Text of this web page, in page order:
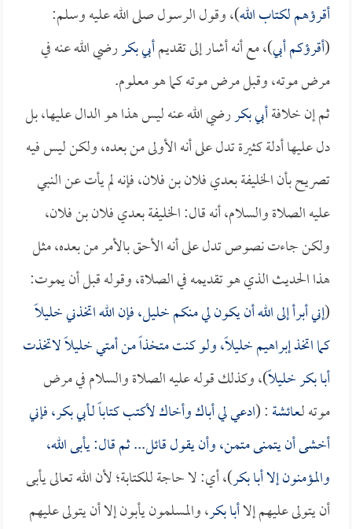
أقرؤهم لكتاب الله)، وقول الرسول صلى الله عليه وسلم:
(أقرؤكمأبي)، مع أنه أشار إلى تقديمأبي بكررضي الله عنه في
مرض موته، وقبل مرض موته كما هو معلوم.
ثم إن خلافةأبي بكررضي الله عنه ليس هذا هو الدال عليها، بل
دل عليها أدلة كثيرة تدل على أنه الأولى من بعده، ولكن ليس فيه
تصريح بأن الخليفة بعدي فلان بن فلان، فإنه لم يأت عن النبي
عليه الصلاة والسلام، أنه قال: الخليفة بعدي فلان بن فلان،
ولكن جاءت نصوص تدل على أنه الأحق بالأمر من بعده، مثل
هذا الحديث الذي هو تقديمه في الصلاة، وقوله قبل أن يموت:
(إني أبرأ إلى الله أن يكون لي منكم خليل، فإن الله اتخذني خليلاً
كما اتخذ إبراهيم خليلاً، ولو كنت متخذاً من أمتي خليلاً لاتخذت
أبا بكرخليلاً)، وكذلك قوله عليه الصلاة والسلام في مرض
موته لـعائشة: (ادعي لي أباك وأخاك لأكتب كتاباً لـأبي بكر، فإني
أخشى أن يتمنى متمن، وأن يقول قائل... ثم قال: يأبى الله،
والمؤمنون إلاأبا بكر)، أي: لا حاجة للكتابة؛ لأن الله تعالى يأبى
أن يتولى عليهم إلاأبا بكر، والمسلمون يأبون إلا أن يتولى عليهم